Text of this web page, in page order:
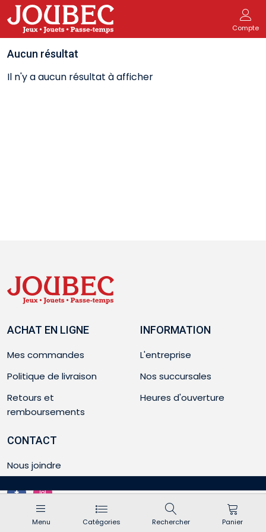
Compte
Menu Catégories Rechercher Panier
Aucun résultat
Il n'y a aucun résultat à afficher
ACHAT EN LIGNE
Mes commandes
Politique de livraison
Retours et
remboursements
INFORMATION
L'entreprise
Nos succursales
Heures d'ouverture
CONTACT
Nous joindre